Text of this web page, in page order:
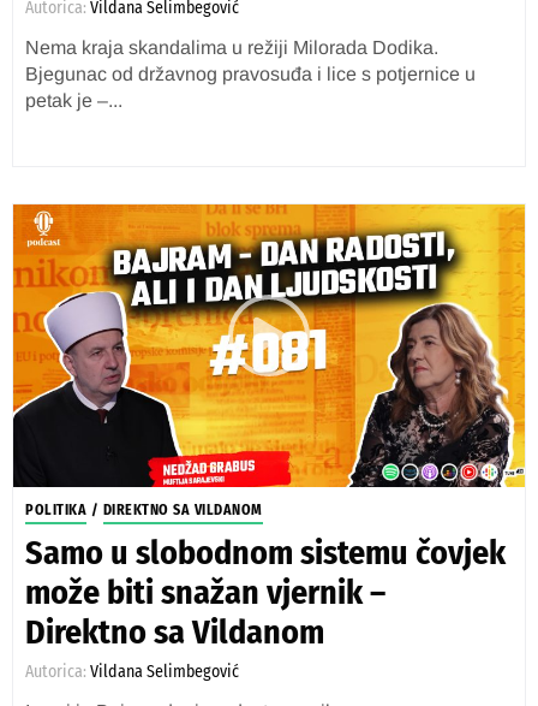
Autorica: Vildana Selimbegović
Nema kraja skandalima u režiji Milorada Dodika.
Bjegunac od državnog pravosuđa i lice s potjernice u
petak je –...
POLITIKA / DIREKTNO SA VILDANOM
Samo u slobodnom sistemu čovjek
može biti snažan vjernik –
Direktno sa Vildanom
Autorica: Vildana Selimbegović